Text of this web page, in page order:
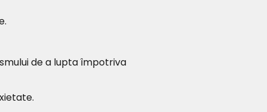
de a lupta împotriva